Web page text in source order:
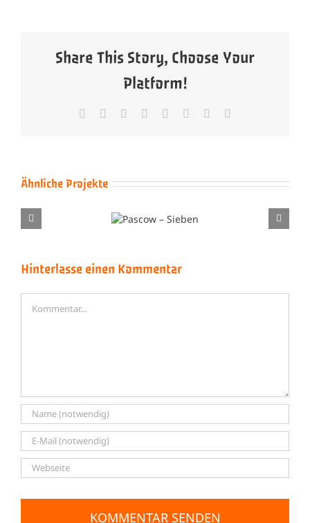
Share This Story, Choose Your
Platform!
Facebook Reddit LinkedIn
TumblrPinterest
Ähnliche Projekte
The Pogues –
Hinterlasse einen Kommentar